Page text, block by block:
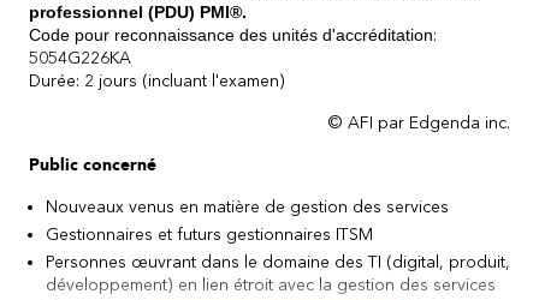
professionnel (PDU) PMI®.
Code pour reconnaissance des unités d'accréditation:
5054G226KA
Durée: 2 jours (incluant l'examen)
© AFI par Edgenda inc.
Public concerné
Nouveaux venus en matière de gestion des services
Gestionnaires et futurs gestionnaires ITSM
Personnes œuvrant dans le domaine des TI (digital, produit,
développement) en lien étroit avec la gestion des services